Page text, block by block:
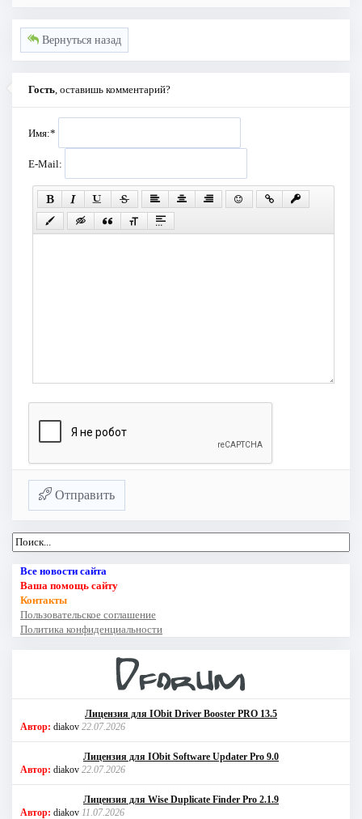
Вернуться назад
Гость , оставишь комментарий?
Имя:*
E-Mail:
Отправить
Все новости сайта
Ваша помощь сайту
Контакты
Пользовательское соглашение
Политика конфиденциальности
Лицензия для IObit Driver Booster PRO 13.5
Автор: diakov 22.07.2026
Лицензия для IObit Software Updater Pro 9.0
Автор: diakov 22.07.2026
Лицензия для Wise Duplicate Finder Pro 2.1.9
Автор: diakov 11.07.2026